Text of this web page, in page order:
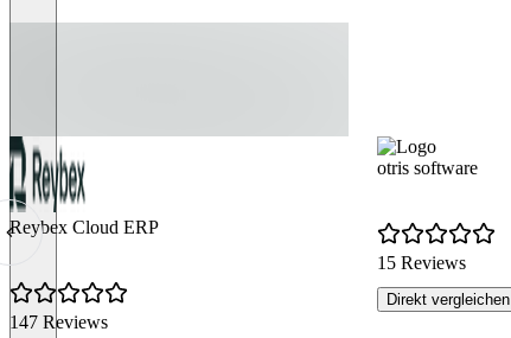
Reybex Cloud ERP
147 Reviews
otris software
15 Reviews
Direkt vergleichen